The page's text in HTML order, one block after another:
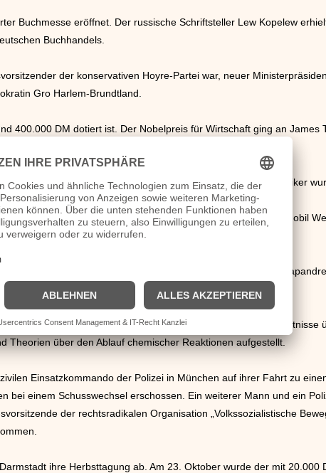
Buchmesse eröffnet. Der russische Schriftsteller Lew Kopelew
Buchhandels.
der konservativen Hoyre-Partei war, neuer
Gro Harlem-Brundtland.
400.000 DM dotiert ist. Der Nobelpreis für Wirtschaft ging an James
für Flüchtlinge.
wurden alle politischen Parteien aufgelöst und führende Politiker
Prix in Las Vegas auf Brabham Fünfter und wurde damit Automobil
Sozialistische Bewegung unter Führung von Andreas
aus den USA, Japan und Schweden. Sie hatten Erkenntnisse
Theorien über den Ablauf chemischer Reaktionen aufgestellt.
Einsatzkommando der Polizei in München auf ihrer Fahrt zu
bei einem Schusswechsel erschossen. Ein weiterer Mann und ein
der rechtsradikalen Organisation „Volkssozialistische
ihre Herbsttagung ab. Am 23. Oktober wurde der mit 20.000